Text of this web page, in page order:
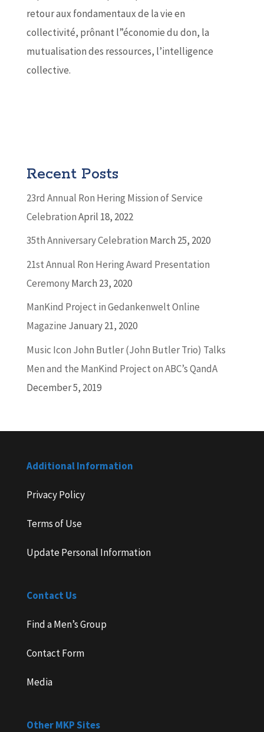
retour aux fondamentaux de la vie en
collectivité, prônant l”économie du don, la
mutualisation des ressources, l’intelligence
collective.
Recent Posts
23rd Annual Ron Hering Mission of Service
CelebrationApril 18, 2022
35th Anniversary Celebration March 25, 2020
21st Annual Ron Hering Award Presentation
CeremonyMarch 23, 2020
ManKind Project in Gedankenwelt Online
Magazine January 21, 2020
Music Icon John Butler (John Butler Trio) Talks
Men and the ManKind Project on ABC’s QandA
December 5, 2019
Additional Information
Privacy Policy
Terms of Use
Update Personal Information
Contact Us
Find a Men’s Group
Contact Form
Media
Other MKP Sites